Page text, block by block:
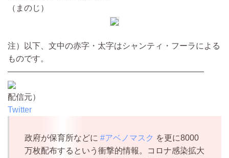
（まのじ）
注）以下、文中の赤字・太字はシャンティ・フーラによる
ものです。
————————————————————————
配信元）
Twitter
政府が保育所などに #アベノマスク を更に8000
万枚配布するという衝撃的情報。コロナ感染拡大